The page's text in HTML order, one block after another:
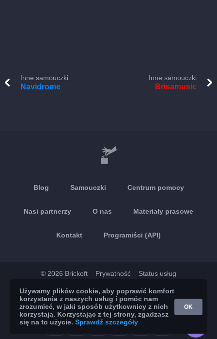
Inne samouczki
Navidrome
Inne samouczki
Brisamusic
Blog Samouczki Centrum pomocy
Nasi partnerzy O nas Materiały prasowe
Kontakt Programiści (API)
© 2026 Brickoft Prywatność Status usług
App Store Google Play
Używamy plików cookie, aby poprawić komfort
korzystania z naszych usług i pomóc nam
zrozumieć, w jaki sposób użytkownicy z nich
korzystają. Korzystając z tej strony, zgadzasz
się na to użycie. Sprawdź szczegóły
OK